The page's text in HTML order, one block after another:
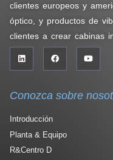
clientes europeos y
óptico, y productos de
clientes a crear cabinas
Conozca sobre
Introducción
Planta & Equipo
R&Centro D